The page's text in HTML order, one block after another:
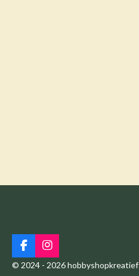
F
a
c
I
n
s
© 2024 - 2026 hobbyshopkreatief